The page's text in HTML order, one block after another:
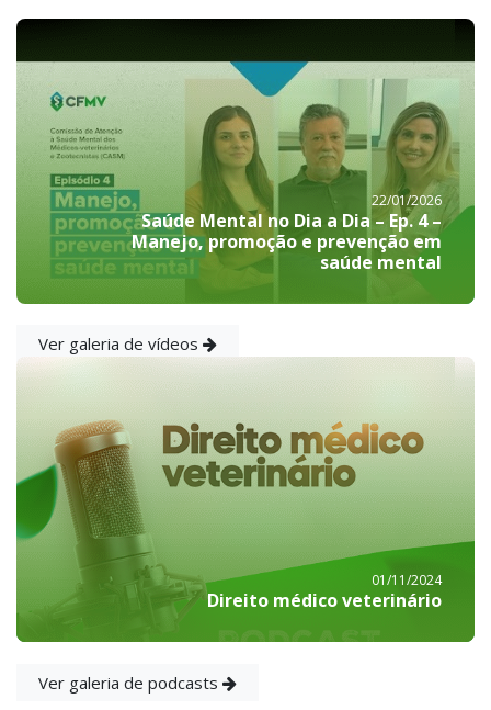
22/01/2026
Saúde Mental no Dia a Dia – Ep. 4 –
Manejo, promoção e prevenção em
saúde mental
Ver galeria de vídeos
01/11/2024
Direito médico veterinário
Ver galeria de podcasts